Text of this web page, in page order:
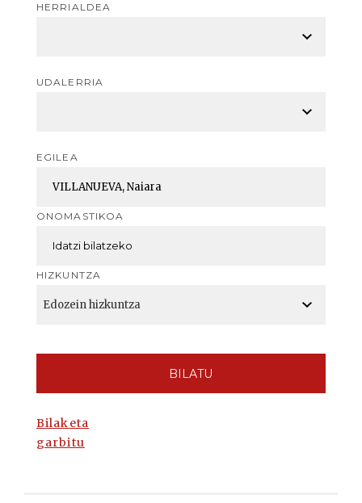
HERRIALDEA
UDALERRIA
EGILEA
ONOMASTIKOA
HIZKUNTZA
BILATU
Bilaketa
garbitu